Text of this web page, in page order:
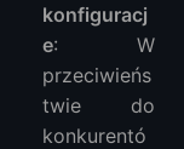
konfiguracj
e: W
przeciwieńs
twie do
konkurentó